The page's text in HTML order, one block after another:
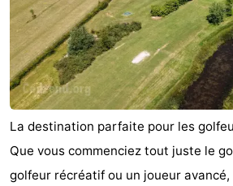
intérieures
de
mini-
golf
de
bien-
être
Villages
&
villes
Nature
Sports
-
Piscines
-
La destination parfaite pour les
Que vous commenciez tout juste le
golfeur récréatif ou un joueur